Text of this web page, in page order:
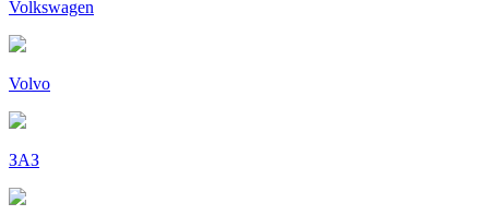
Volkswagen
Volvo
ЗАЗ